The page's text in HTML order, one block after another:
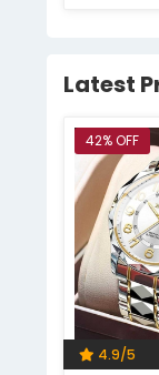
Latest
42% OFF
4.9/5